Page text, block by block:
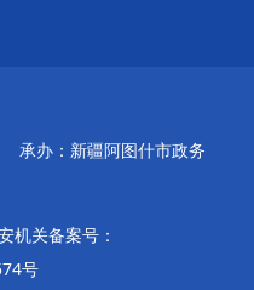
承办：新疆阿图什市政务
机关备案号：
号